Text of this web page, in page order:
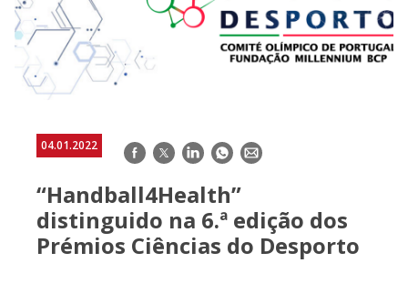
04.01.2022 Facebook
TwitterLinkedInWhatsApp
E-
“Handball4Health”
distinguido na 6.ª edição dos
Prémios Ciências do Desporto